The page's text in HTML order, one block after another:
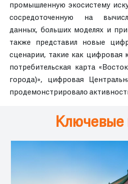
промышленную экосистему
сосредоточенную на
данных, больших моделях и
также представил новые
сценарии, такие как цифровая
потребительская карта
города)», цифровая
продемонстрировало
Ключевые